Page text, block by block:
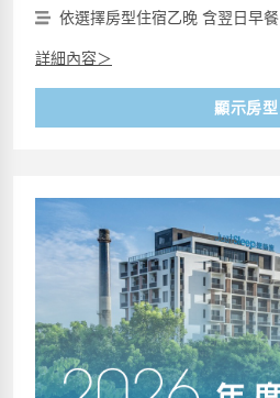
依選擇房型住宿乙晚 含翌日早餐
詳細內容＞
顯示房型